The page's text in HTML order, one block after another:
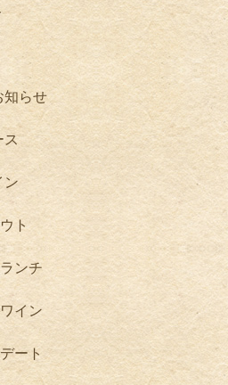
知らせ
ス
ン
ト
ンチ
イン
ート